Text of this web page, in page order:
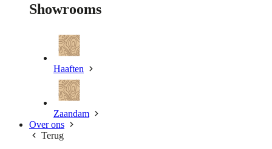
Showrooms
Haaften
Zaandam
Over ons
Terug